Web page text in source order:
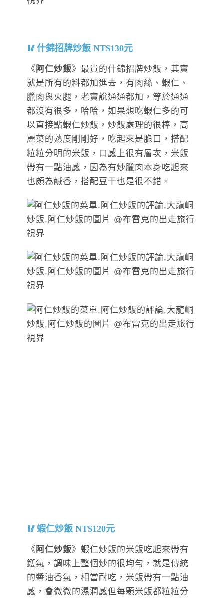
什錦招牌炒飯 NT$130元
《 阿仁炒飯》最貴的什錦招牌炒飯，其實
就是所有的料都加進去，有肉絲、蝦仁、
臘肉與火腿，老實說通通都加，等於通通
都沒有很多，哈哈，如果想吃蝦仁多的可
以直接點蝦仁炒飯，炒飯處理的很棒，高
麗菜的熟度剛剛好，吃起來是脆口，搭配
粒粒分明的米飯，口感上很有層次，米飯
帶有一點油感，因為有炒臘肉本身吃起來
也頗為鹹香，搭配豆干也是很不錯。
蝦仁炒飯 NT$120元
《 阿仁炒飯》蝦仁炒飯的米飯吃起來帶有
鑊氣，調味上整個炒的很均勻，就是傳統
的醬油香氣，相當耐吃，米飯帶有一點油
感，會微微的濕潤感但每顆米飯都粒粒分